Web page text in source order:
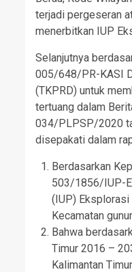
terjadi pergeseran
menerbitkan IUP
Selanjutnya
005/648/PR-KASI
(TKPRD) untuk
tertuang dalam
034/PLPSP/2020
disepakati dalam
Berdasarkan
503/1856/IUP-
(IUP)
Kecamatan
Bahwa
Timur 2016 –
Kalimantan